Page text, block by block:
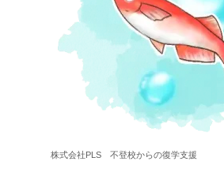
株式会社PLS 不登校からの復学支援